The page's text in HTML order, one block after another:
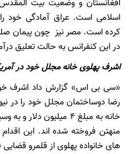
افغانستان و وضعیت بیت
اسلامی است. عراق آمادگی خود
کرده است. مصر نیز چون پیمان
در این کنفرانس به حالت تعلیق
اشرف پهلوی خانه مجلل خود در
«سی بی اس» گزارش داد اشرف
رضا دوساختمان مجلل خود را در
خانه به مبلغ 4 میلیون
منهتن فروخته شده اند. این
های خانواده پهلوی از قلمرو قضایی